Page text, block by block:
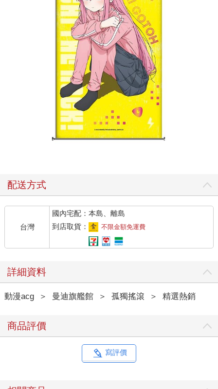
配送方式
台灣
國內宅配：本島、離島
到店取貨：
不限金額免運費
詳細資料
動漫acg ＞ 曼迪旗艦館 ＞ 孤獨搖滾 ＞ 精選熱銷
商品評價
寫評價